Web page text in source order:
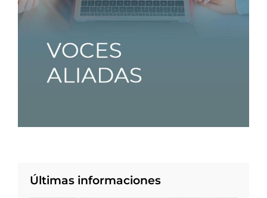
Últimas informaciones